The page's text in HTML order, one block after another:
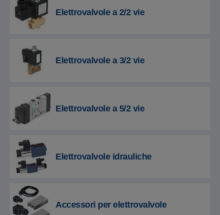
Elettrovalvole a 2/2 vie
Elettrovalvole a 3/2 vie
Elettrovalvole a 5/2 vie
Elettrovalvole idrauliche
Accessori per elettrovalvole